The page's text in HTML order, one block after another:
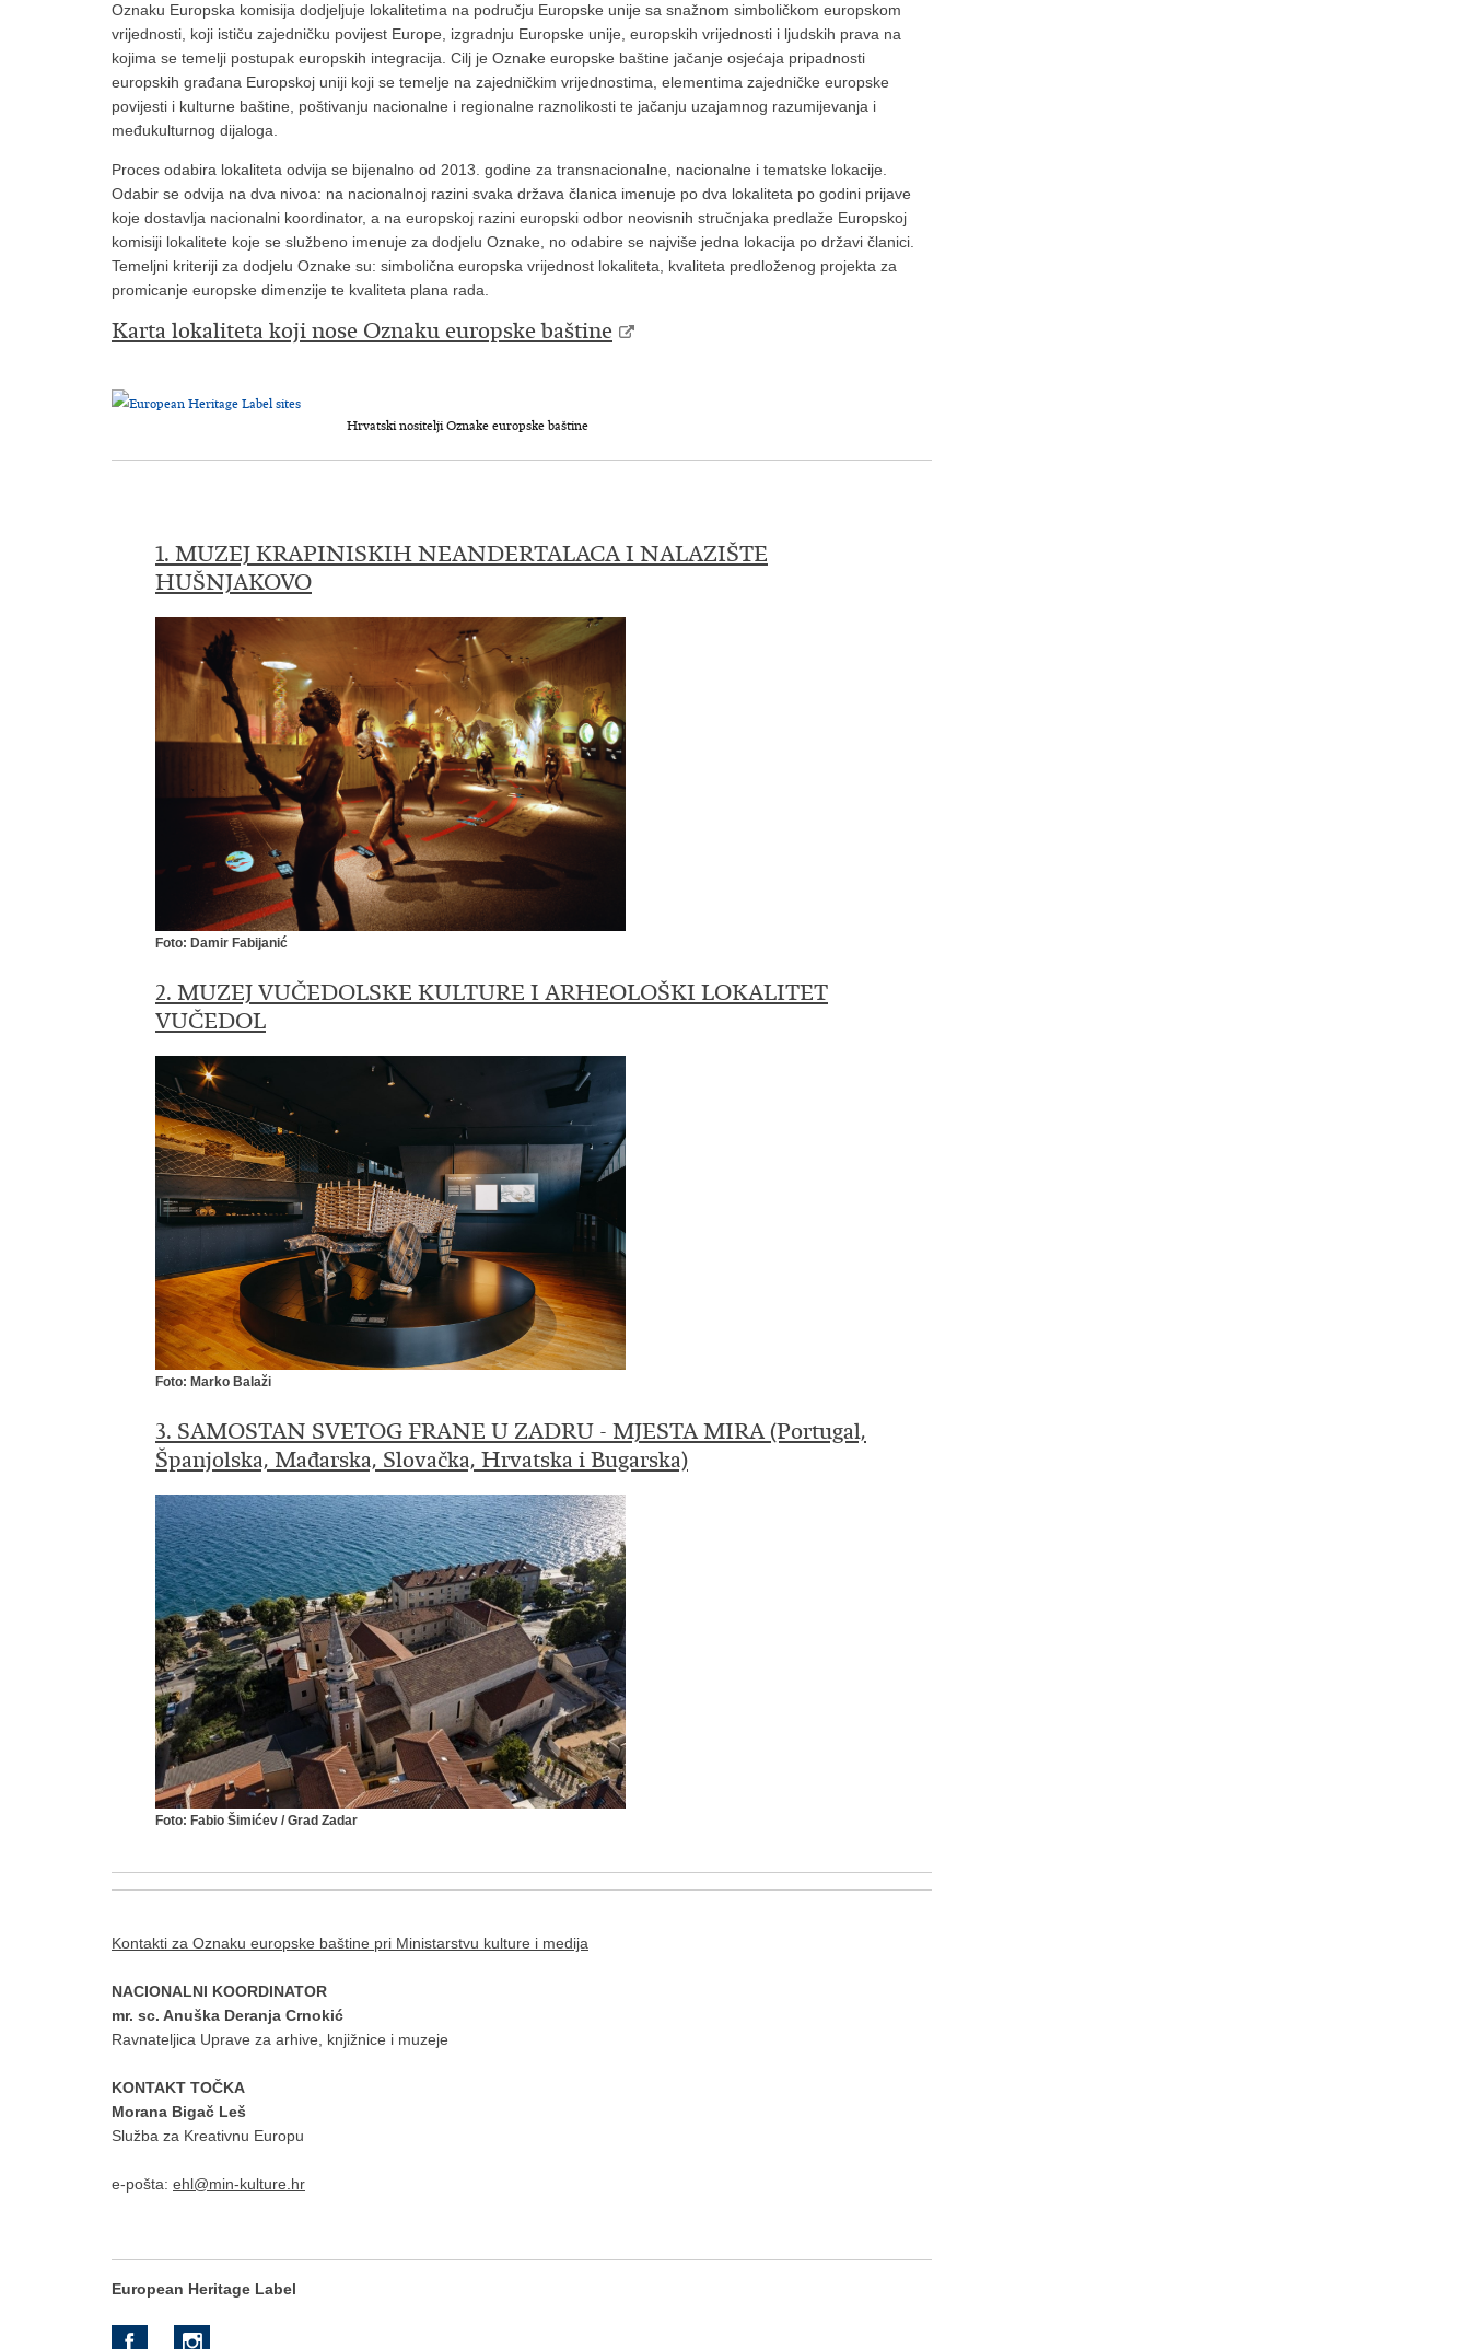
Oznaku Europska komisija dodjeljuje lokalitetima na području Europske unije sa snažnom simboličkom europskom
vrijednosti, koji ističu zajedničku povijest Europe, izgradnju Europske unije, europskih vrijednosti i ljudskih prava na
kojima se temelji postupak europskih integracija. Cilj je Oznake europske baštine jačanje osjećaja pripadnosti
europskih građana Europskoj uniji koji se temelje na zajedničkim vrijednostima, elementima zajedničke europske
povijesti i kulturne baštine, poštivanju nacionalne i regionalne raznolikosti te jačanju uzajamnog razumijevanja i
međukulturnog dijaloga.
Proces odabira lokaliteta odvija se bijenalno od 2013. godine za transnacionalne, nacionalne i tematske lokacije.
Odabir se odvija na dva nivoa: na nacionalnoj razini svaka država članica imenuje po dva lokaliteta po godini prijave
koje dostavlja nacionalni koordinator, a na europskoj razini europski odbor neovisnih stručnjaka predlaže Europskoj
komisiji lokalitete koje se službeno imenuje za dodjelu Oznake, no odabire se najviše jedna lokacija po državi članici.
Temeljni kriteriji za dodjelu Oznake su: simbolična europska vrijednost lokaliteta, kvaliteta predloženog projekta za
promicanje europske dimenzije te kvaliteta plana rada.
Karta lokaliteta koji nose Oznaku europske baštine
Hrvatski nositelji Oznake europske baštine
1. MUZEJ KRAPINISKIH NEANDERTALACA I NALAZIŠTE
HUŠNJAKOVO
Foto: Damir Fabijanić
2. MUZEJ VUČEDOLSKE KULTURE I ARHEOLOŠKI LOKALITET
VUČEDOL
Foto: Marko Balaži
3. SAMOSTAN SVETOG FRANE U ZADRU - MJESTA MIRA (Portugal,
Španjolska, Mađarska, Slovačka, Hrvatska i Bugarska)
Foto: Fabio Šimićev / Grad Zadar
Kontakti za Oznaku europske baštine pri Ministarstvu kulture i medija
NACIONALNI KOORDINATOR
mr. sc. Anuška Deranja Crnokić
Ravnateljica Uprave za arhive, knjižnice i muzeje
KONTAKT TOČKA
Morana Bigač Leš
Služba za Kreativnu Europu
e-pošta: ehl@min-kulture.hr
European Heritage Label